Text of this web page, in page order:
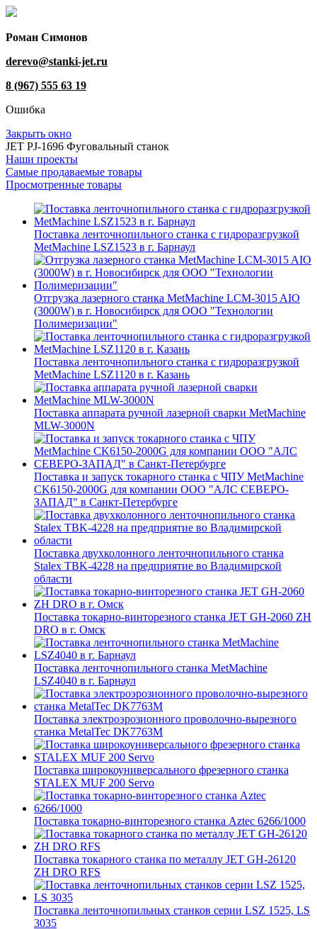
Роман Симонов
derevo@stanki-jet.ru
8 (967) 555 63 19
Ошибка
Закрыть окно
JET PJ-1696 Фуговальный станок
Наши проекты
Самые продаваемые товары
Просмотренные товары
Поставка ленточнопильного станка c гидроразгрузкой
MetMachine LSZ1523 в г. Барнаул
Отгрузка лазерного станка MetMachine LCM-3015 AIO
(3000W) в г. Новосибирск для ООО "Технологии
Полимеризации"
Поставка ленточнопильного станка c гидроразгрузкой
MetMachine LSZ1120 в г. Казань
Поставка аппарата ручной лазерной сварки MetMachine
MLW-3000N
Поставка и запуск токарного станка с ЧПУ MetMachine
CK6150-2000G для компании ООО "АЛС СЕВЕРО-
ЗАПАД" в Санкт-Петербурге
Поставка двухколонного ленточнопильного станка
Stalex TBK-4228 на предприятие во Владимирской
области
Поставка токарно-винторезного станка JET GH-2060 ZH
DRO в г. Омск
Поставка ленточнопильного станка MetMachine
LSZ4040 в г. Барнаул
Поставка электроэрозионного проволочно-вырезного
станка MetalTec DK7763M
Поставка широкоуниверсального фрезерного станка
STALEX MUF 200 Servo
Поставка токарно-винторезного станка Aztec 6266/1000
Поставка токарного станка по металлу JET GH-26120
ZH DRO RFS
Поставка ленточнопильных станков серии LSZ 1525, LS
3035